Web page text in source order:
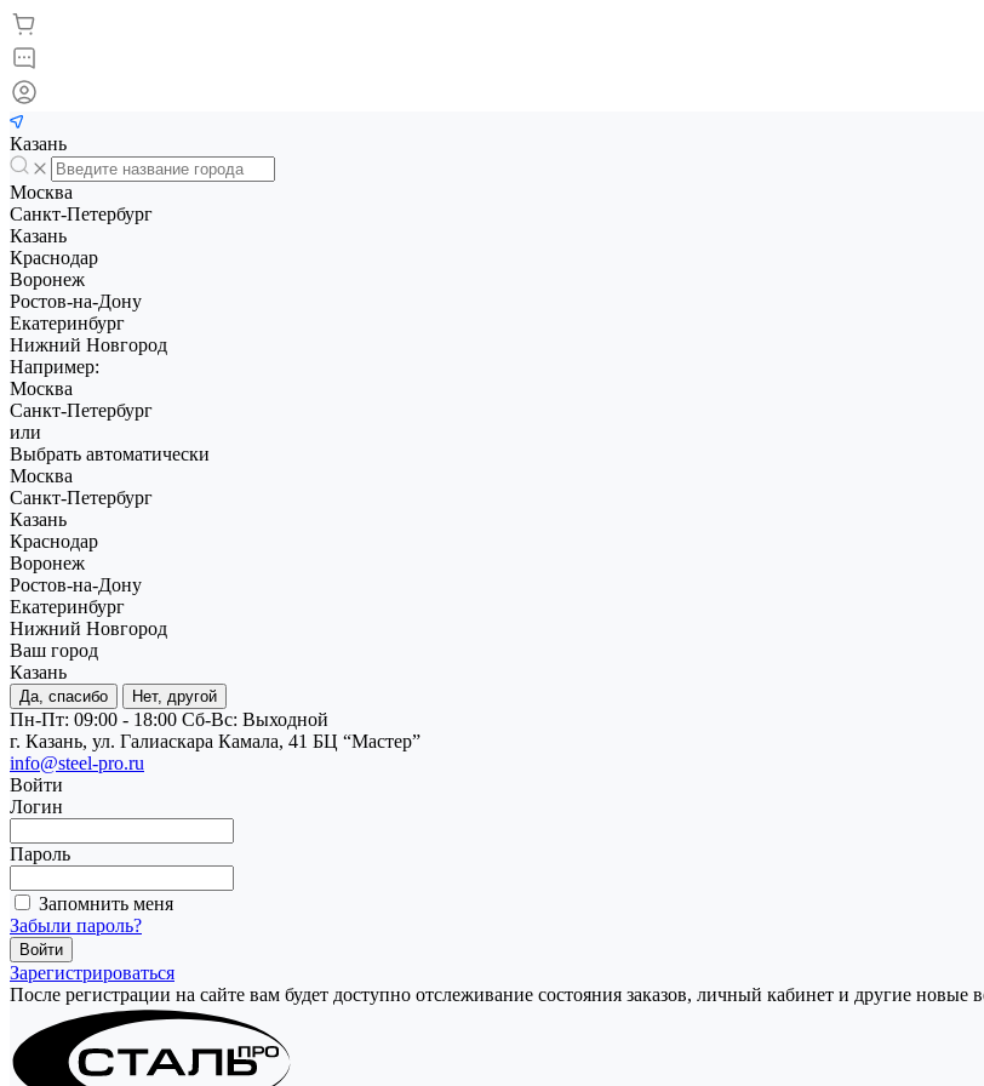
Казань
Москва
Санкт-Петербург
Казань
Краснодар
Воронеж
Ростов-на-Дону
Екатеринбург
Нижний Новгород
Например:
Москва
Санкт-Петербург
или
Выбрать автоматически
Москва
Санкт-Петербург
Казань
Краснодар
Воронеж
Ростов-на-Дону
Екатеринбург
Нижний Новгород
Ваш город
Казань
Да, спасибо Нет, другой
Пн-Пт: 09:00 - 18:00 Cб-Вс: Выходной
г. Казань, ул. Галиаскара Камала, 41 БЦ “Мастер”
info@steel-pro.ru
Войти
Логин
Пароль
Запомнить меня
Забыли пароль?
Зарегистрироваться
После регистрации на сайте вам будет доступно отслеживание состояния заказов, личный кабинет и другие новые